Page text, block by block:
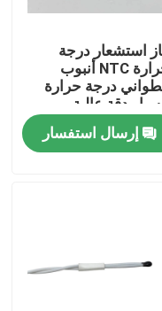
استشعار درجة
الحرارة NTC أنبوب
درجة حرارة
دقة عالية
إرسال استفسار